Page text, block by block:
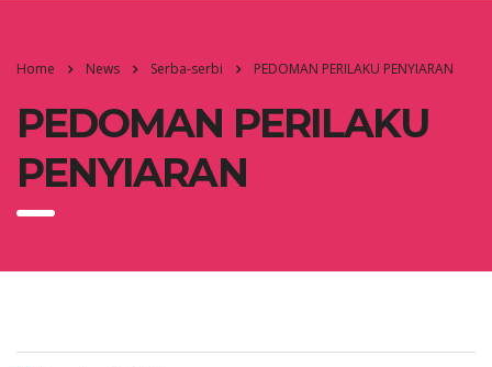
Home News Serba-serbi PEDOMAN PERILAKU PENYIARAN
PEDOMAN PERILAKU
PENYIARAN